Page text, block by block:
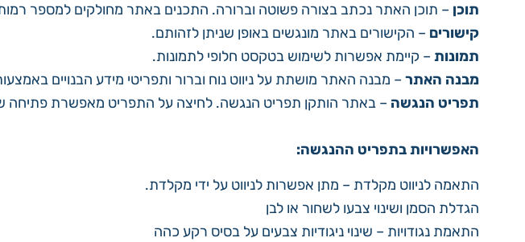
תוכן – תוכן האתר נכתב בצורה פשוטה וברורה. התכנים באתר מחולקים למספר
קישורים – הקישורים באתר מונגשים באופן שניתן לזהותם.
תמונות – קיימת אפשרות לשימוש בטקסט חלופי לתמונות.
מבנה האתר – מבנה האתר מושתת על ניווט נוח וברור ותפריטי מידע הבנויים
תפריט הנגשה – באתר הותקן תפריט הנגשה. לחיצה על התפריט מאפשרת פתיחה
האפשרויות בתפריט ההנגשה:
התאמה לניווט מקלדת – מתן אפשרות לניווט על ידי מקלדת.
הגדלת הסמן ושינוי צבעו לשחור או לבן
התאמת נגודויות – שינוי ניגודיות צבעים על בסיס רקע כהה